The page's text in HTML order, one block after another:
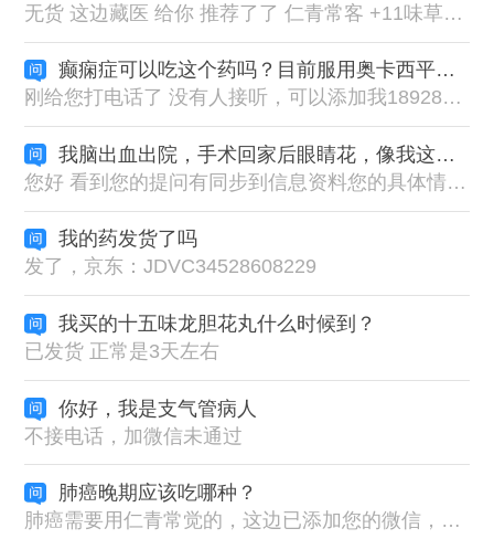
无货 这边藏医 给你 推荐了了 仁青常客 +11味草果丸 药物
癫痫症可以吃这个药吗？目前服用奥卡西平与拉莫三嗪
刚给您打电话了 没有人接听，可以添加我18928719201的微信号码 ，给您看看您的情况适合吃什么藏药的。扎西德勒
我脑出血出院，手术回家后眼睛花，像我这种情况药怎么吃
您好 看到您的提问有同步到信息资料您的具体情况，对症服用藏药下来 建议按照一天一丸服用的。早上空腹服用（提前一天晚上睡前把药丸碾碎放在瓷碗用开水泡着，隔天早上空腹兑温热水服用）
我的药发货了吗
发了，京东：JDVC34528608229
我买的十五味龙胆花丸什么时候到？
已发货 正常是3天左右
你好，我是支气管病人
不接电话，加微信未通过
肺癌晚期应该吃哪种？
肺癌需要用仁青常觉的，这边已添加您的微信，这边根据详细的病情症状指导用药比较好的